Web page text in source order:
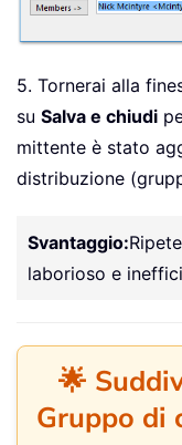
5. Tornerai alla
su Salva e chiudi
mittente è stato
distribuzione
Svantaggio:
laborioso e
🌟
Gruppo di